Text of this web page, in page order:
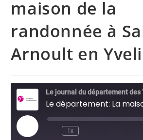
maison de la
randonnée à
Arnoult en
Le journal du département des
Play
Episode
1x